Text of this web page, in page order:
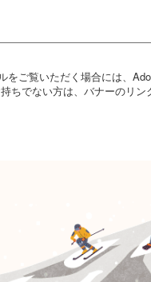
をご覧いただく場合には、
ちでない方は、バナーのリ